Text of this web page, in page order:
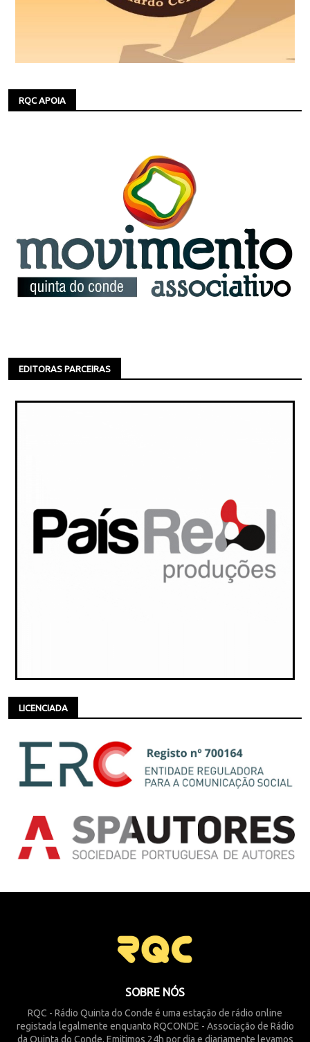
RQC APOIA
EDITORAS PARCEIRAS
LICENCIADA
SOBRE NÓS
RQC - Rádio Quinta do Conde é uma estação de rádio online
registada legalmente enquanto RQCONDE - Associação de Rádio
da Quinta do Conde. Emitimos 24h por dia e diariamente levamos